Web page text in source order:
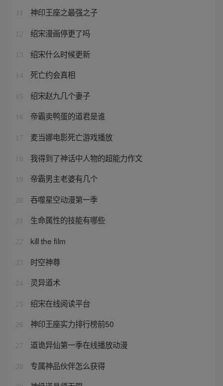
神印王座之最强之子
12 绍宋漫画停更了吗
13 绍宋什么时候更新
14 死亡约会真相
15 绍宋赵九几个妻子
16 帝霸卖鸭蛋的道君是谁
17 麦当娜电影死亡游戏播放
18 我得到了神话中人物的超能力作文
19 帝霸男主老婆有几个
20 吞噬星空动漫第一季
21 生命属性的技能有哪些
22 kill the film
23 时空神尊
24 灵异道术
25 绍宋在线阅读平台
26 神印王座实力排行榜前50
27 道诡异仙第一季在线播放动漫
28 专属神品伙伴怎么获得